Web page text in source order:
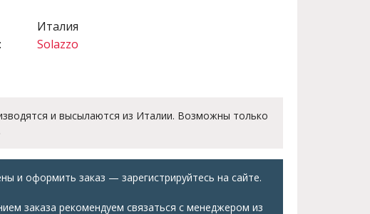
Италия
Solazzo
и высылаются из Италии. Возможны только
и оформить заказ — зарегистрируйтесь на сайте.
заказа рекомендуем связаться с менеджером из